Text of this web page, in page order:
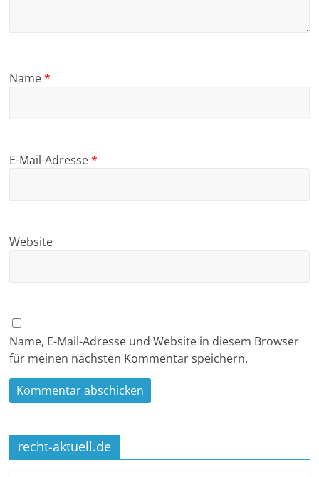
Name*
E-Mail-Adresse*
Website
Name, E-Mail-Adresse und Website in diesem Browser
für meinen nächsten Kommentar speichern.
recht-aktuell.de